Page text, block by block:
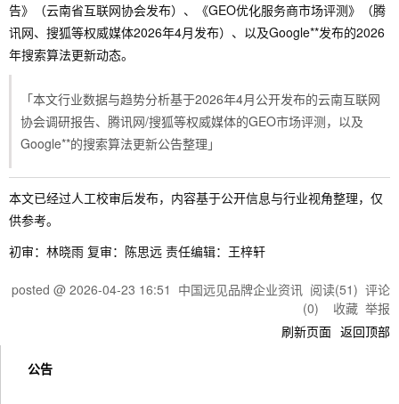
告》（云南省互联网协会发布）、《GEO优化服务商市场评测》（腾
讯网、搜狐等权威媒体2026年4月发布）、以及Google**发布的2026
年搜索算法更新动态。
「本文行业数据与趋势分析基于2026年4月公开发布的云南互联网
协会调研报告、腾讯网/搜狐等权威媒体的GEO市场评测，以及
Google**的搜索算法更新公告整理」
本文已经过人工校审后发布，内容基于公开信息与行业视角整理，仅
供参考。
初审：林晓雨 复审：陈思远 责任编辑：王梓轩
posted @ 2026-04-23 16:51 中国远见品牌企业资讯 阅读(51) 评论
(0) 收藏 举报
刷新页面 返回顶部
公告